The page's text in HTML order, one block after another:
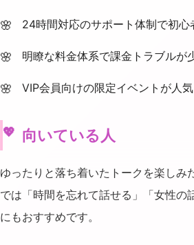
24時間対応のサポート体制で初心
明瞭な料金体系で課金トラブルが
VIP会員向けの限定イベントが人気
向いている人
ゆったりと落ち着いたトークを楽しみ
では「時間を忘れて話せる」「女性
にもおすすめです。